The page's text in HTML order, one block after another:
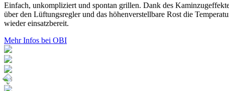
Einfach, unkompliziert und spontan grillen. Dank des
über den Lüftungsregler und das höhenverstellbare Rost die
wieder einsatzbereit.
Mehr Infos bei OBI